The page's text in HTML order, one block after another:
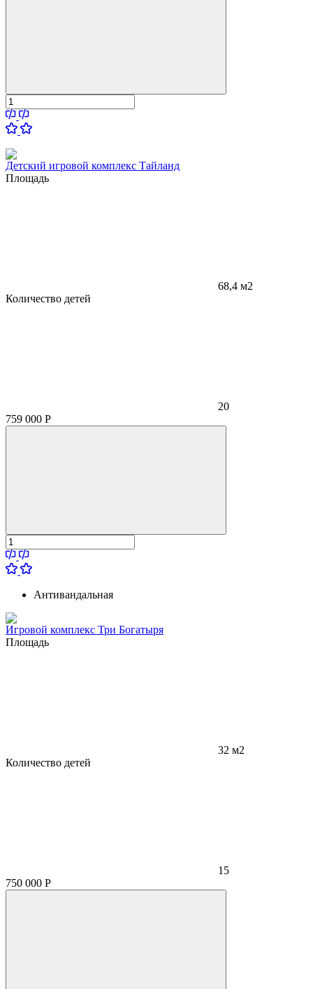
Детский игровой комплекс Тайланд
Площадь
68,4 м2
Количество детей
20
759 000 Р
Антивандальная
Игровой комплекс Три Богатыря
Площадь
32 м2
Количество детей
15
750 000 Р